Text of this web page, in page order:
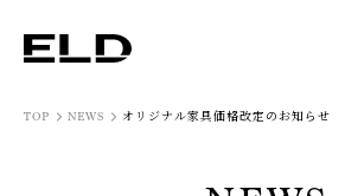
TOP NEWS オリジナル家具価格改定のお知らせ